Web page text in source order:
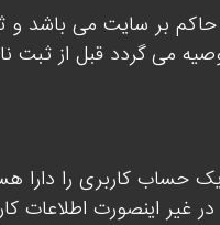
حاکم بر سایت می باشد
می گردد قبل از ثبت
حساب کاربری را دارا
در غیر اینصورت